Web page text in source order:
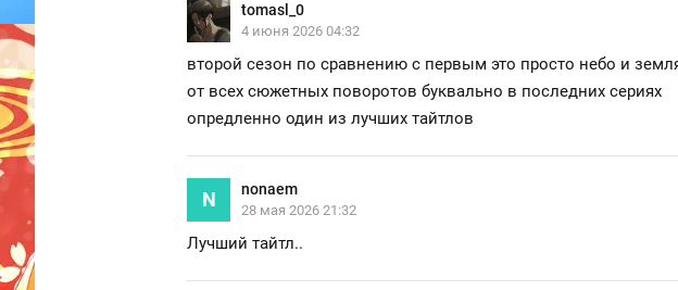
tomasl_0
4 июня 2026 04:32
второй сезон по сравнению с первым это просто небо и
от всех сюжетных поворотов буквально в последних сериях
опредленно один из лучших тайтлов
N nonaem
28 мая 2026 21:32
Лучший тайтл..